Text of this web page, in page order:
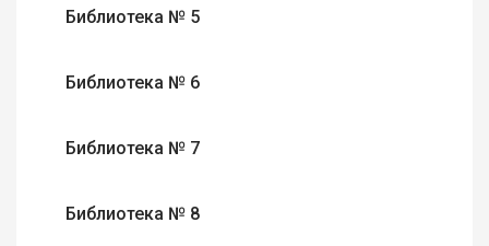
Библиотека № 5
Библиотека № 6
Библиотека № 7
Библиотека № 8